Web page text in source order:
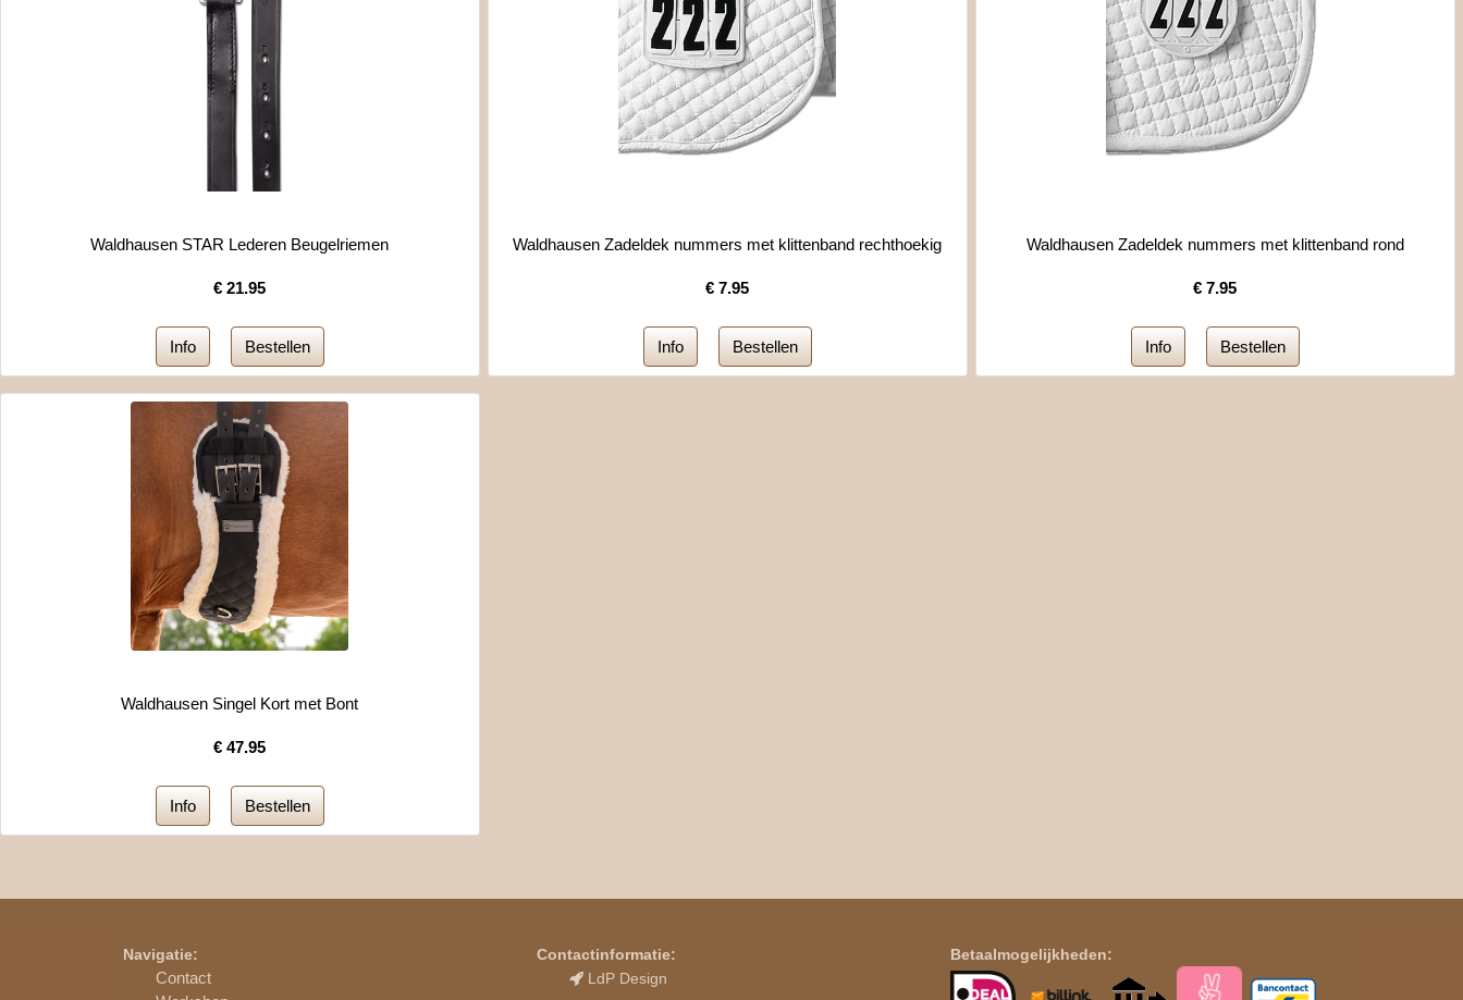
Waldhausen STAR Lederen Beugelriemen
€21.95
Waldhausen Zadeldek nummers met klittenband rechthoekig
€7.95
Waldhausen Zadeldek nummers met klittenband rond
€7.95
Waldhausen Singel Kort met Bont
€47.95
Navigatie:
Contact
Contactinformatie:
LdP Design
Betaalmogelijkheden: